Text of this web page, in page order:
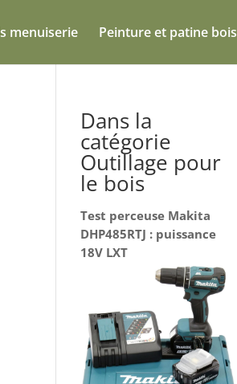
menuiserie Peinture et patine bois
Dans la
catégorie
Outillage pour
le bois
Test perceuse Makita
DHP485RTJ : puissance
18V LXT